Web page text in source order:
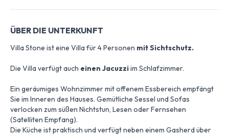
ÜBER DIE UNTERKUNFT
Villa Stone ist eine Villa für 4 Personen mit Sichtschutz.
Die Villa verfügt auch einen Jacuzziim Schlafzimmer.
Ein geräumiges Wohnzimmer mit offenem Essbereich empfängt
Sie im Inneren des Hauses. Gemütliche Sessel und Sofas
verlocken zum süßen Nichtstun, Lesen oder Fernsehen
(Satelliten Empfang).
Die Küche ist praktisch und verfügt neben einem Gasherd über